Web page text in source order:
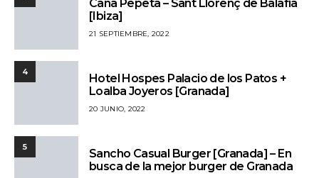
Cana Pepeta – Sant Llorenç de Balafia
[Ibiza]
21 SEPTIEMBRE, 2022
4
Hotel Hospes Palacio de los Patos +
Loalba Joyeros [Granada]
20 JUNIO, 2022
5
Sancho Casual Burger [Granada] – En
busca de la mejor burger de Granada